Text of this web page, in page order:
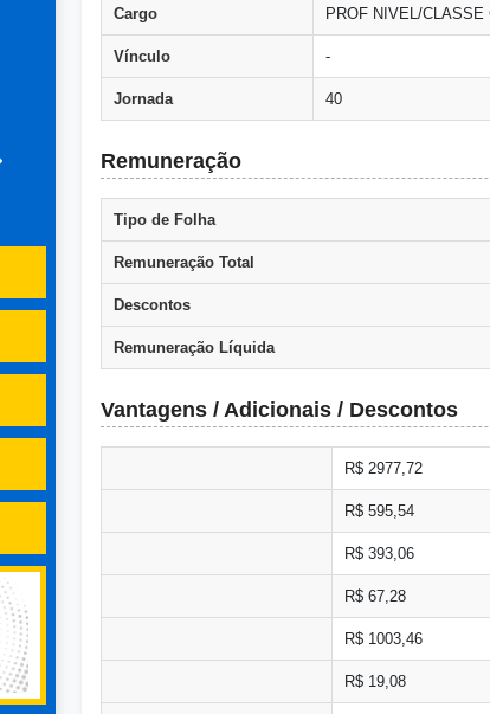
Cargo PROF NIVEL/CLASSE
Vínculo -
Jornada 40
Remuneração
Tipo de Folha
Remuneração Total
Descontos
Remuneração Líquida
Vantagens / Adicionais / Descontos
R$ 2977,72
R$ 595,54
R$ 393,06
R$ 67,28
R$ 1003,46
R$ 19,08